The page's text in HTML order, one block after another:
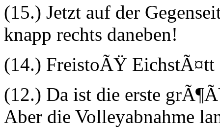
(15.) Jetzt auf der
knapp rechts daneben!
(14.) FreistoÃŸ EichstÃ¤tt
(12.) Da ist die erste
Aber die Volleyabnahme